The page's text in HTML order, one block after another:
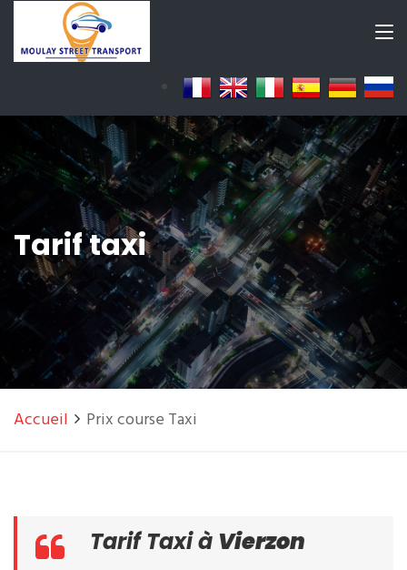
Tarif taxi
Accueil Prix course Taxi
Tarif Taxi à Vierzon